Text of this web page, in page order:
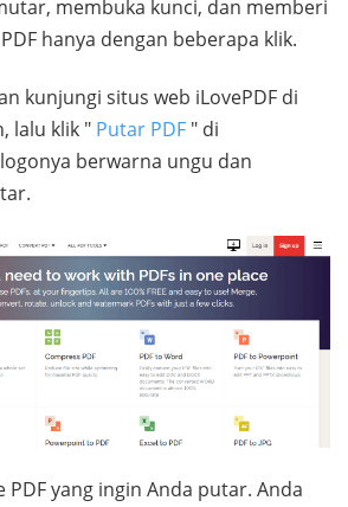
membuka kunci, dan memberi
hanya dengan beberapa klik.
kunjungi situs web iLovePDF di
lalu klik " Putar PDF " di
berwarna ungu dan
PDF yang ingin Anda putar. Anda